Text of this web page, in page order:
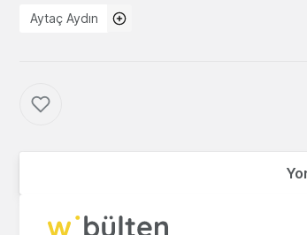
Aytaç Aydın